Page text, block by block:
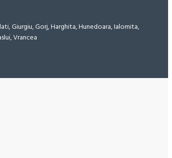
Giurgiu, Gorj, Harghita, Hunedoara, Ialomita,
Vrancea